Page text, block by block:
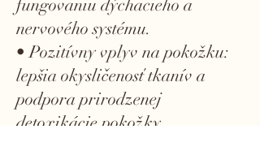
fungovaniu dýchacieho a
nervového systému.
• Pozitívny vplyv na pokožku:
lepšia okysličenosť tkanív a
podpora prirodzenej
detoxikácie pokožky.